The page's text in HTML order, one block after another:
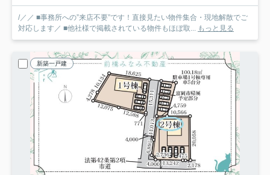
/／／ ■事務所への”来店不要”です！直接見たい物件集合・現地解散でご
対応します／ ■他社様で掲載されている物件もほぼ取... もっと見る
新築一戸建